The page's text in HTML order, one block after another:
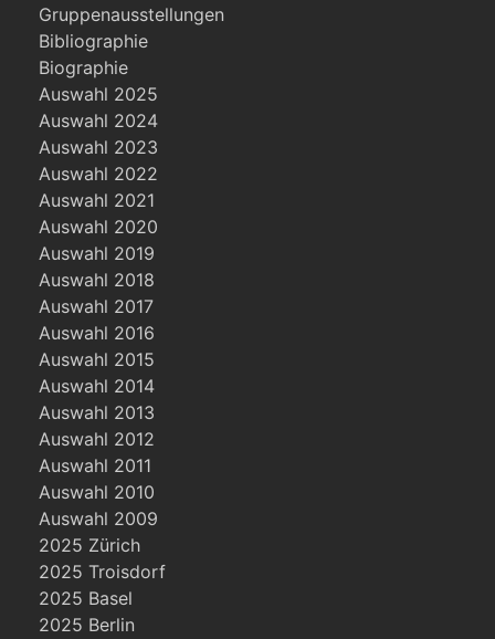
Gruppenausstellungen
Bibliographie
Biographie
Auswahl 2025
Auswahl 2024
Auswahl 2023
Auswahl 2022
Auswahl 2021
Auswahl 2020
Auswahl 2019
Auswahl 2018
Auswahl 2017
Auswahl 2016
Auswahl 2015
Auswahl 2014
Auswahl 2013
Auswahl 2012
Auswahl 2011
Auswahl 2010
Auswahl 2009
2025 Zürich
2025 Troisdorf
2025 Basel
2025 Berlin